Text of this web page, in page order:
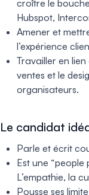
croître le
Hubspot,
Amener et
l’expérience
Travailler en
ventes et le
organisateurs.
Le candidat
Parle et écrit
Est une “people
L’empathie, la
Pousse ses